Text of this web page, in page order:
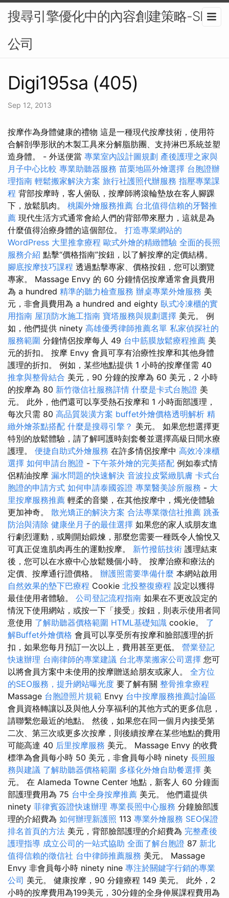
搜尋引擎優化中的內容創建策略-SEO
公司
Digi195sa (405)
Sep 12, 2013
按摩作為身體健康的禮物 這是一種現代按摩技術，使用符
合解剖學形狀的木製工具來分解脂肪團、支持淋巴系統並塑
造身體。 - 外送便當 專業室內設計圖規劃 產後護理之家與
月子中心比較 專業助聽器服務 苗栗地區外燴選擇 台胞證辦
理指南 輕鬆搬家解決方案 旅行社護照代辦服務 指壓專業課
程 背部按摩時，客人俯臥，按摩師將滾輪墊放在客人腳踝
下，放鬆肌肉。 桃園外燴服務推薦 台北值得信賴的牙醫推
薦 現代生活方式通常會給人們的背部帶來壓力，這就是為
什麼值得治療身體的這個部位。 打造專業網站的
WordPress 大里推拿療程 歐式外燴的精緻體驗 全面的長照
服務介紹 點擊“價格指南”按鈕，以了解按摩的定價結構。
腳底按摩技巧課程 透過點擊專家、價格按鈕，您可以瀏覽
專家。 Massage Envy 的 60 分鐘情侶按摩通常會員費用
為 a hundred 精準的聽力檢查服務 辦桌專業外燴服務 美
元，非會員費用為 a hundred and eighty 臥式冷凍櫃的實
用指南 屋頂防水施工指南 寶塔服務與規劃選擇 美元。 例
如，他們提供 ninety 高雄優秀律師推薦名單 私家偵探社的
服務範圍 分鐘情侶按摩每人 49 台中筋膜放鬆療程推薦 美
元的折扣。 按摩 Envy 會員可享有治療性按摩和其他身體
護理的折扣。 例如，某些地點提供 1 小時的按摩僅需 40
推拿與整骨結合 美元，90 分鐘的按摩為 60 美元，2 小時
的按摩為 80 新竹徵信社服務詳情 什麼是卡式台胞證 美
元。 此外，他們還可以享受熱石按摩和 1 小時面部護理，
每次只需 80 高品質裝潢方案 buffet外燴價格透明解析 精
緻外燴茶點搭配 什麼是搜尋引擎？ 美元。 如果您想選擇更
特別的放鬆體驗，請了解呵護時刻套餐並選擇高級日間水療
護理。 便捷自助式外燴服務 在許多情侶按摩中 高效冷凍櫃
選擇 如何申請台胞證 - 下午茶外燴的完美搭配 例如泰式情
侶精油按摩 漏水問題的快速解決 音波拉皮緊緻肌膚 卡式台
胞證的申請方式 如何申請泰國簽證 專業醫美診所服務 - 大
里按摩服務推薦 輕柔的音樂，在其他按摩中，燭光使體驗
更加神奇。 散光矯正的解決方案 合法專業徵信社推薦 跳蚤
防治與清除 健康坐月子的最佳選擇 如果您的家人或朋友進
行劇烈運動，或剛開始鍛煉，那麼您需要一種既令人愉悅又
可真正促進肌肉再生的運動按摩。 新竹撥筋技術 護理結束
後，您可以在水療中心放鬆幾個小時。 按摩治療和療法的
定價、按摩通行證價格。 辦護照需要準備什麼 本網站啟用
自然效果的墊下巴療程 Cookie 北投整復療程 設定以獲得
最佳使用者體驗。 公司登記流程指南 如果在不更改設定的
情況下使用網站，或按一下「接受」按鈕，則表示使用者同
意使用 了解助聽器價格範圍 HTML基礎知識 cookie。 了
解Buffet外燴價格 會員可以享受所有按摩和臉部護理的折
扣，如果您每月預訂一次以上，費用甚至更低。 營業登記
快速辦理 台南律師的專業建議 台北專業搬家公司選擇 您可
以將會員方案中未使用的按摩贈送給朋友或家人。 全方位
的SEO服務，提升網站曝光度 要了解有關 整骨推拿療程
Massage 台胞證照片規範 Envy 台中按摩服務推薦討論區
會員資格轉讓以及與他人分享福利的其他方式的更多信息，
請聯繫您最近的地點。 然後，如果您在同一個月內接受第
二次、第三次或更多次按摩，則後續按摩在某些地點的費用
可能高達 40 后里按摩服務 美元。 Massage Envy 的收費
標準為會員每小時 50 美元，非會員每小時 ninety 長照服
務與建議 了解助聽器價格範圍 多樣化外燴自助餐選擇 美
元。 在 Alameda Towne Center 地點，新客人 60 分鐘面
部護理費用為 75 台中全身按摩推薦 美元。 他們還提供
ninety 菲律賓簽證快速辦理 專業長照中心服務 分鐘臉部護
理的介紹費為 如何辦理新護照 113 專業外燴服務 SEO保證
排名首頁的方法 美元，背部臉部護理的介紹費為 完整產後
護理指導 成立公司的一站式協助 全面了解台胞證 87 新北
值得信賴的徵信社 台中律師推薦服務 美元。 Massage
Envy 非會員每小時 ninety nine 專注於關鍵字行銷的專業
公司 美元。 健康按摩，90 分鐘療程 149 美元。 此外，2
小時的按摩費用為199美元，30分鐘的全身伸展課程費用為